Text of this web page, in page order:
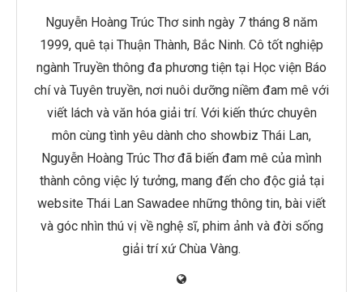
Nguyễn Hoàng Trúc Thơ sinh ngày 7 tháng 8 năm
1999, quê tại Thuận Thành, Bắc Ninh. Cô tốt nghiệp
ngành Truyền thông đa phương tiện tại Học viện Báo
chí và Tuyên truyền, nơi nuôi dưỡng niềm đam mê với
viết lách và văn hóa giải trí. Với kiến thức chuyên
môn cùng tình yêu dành cho showbiz Thái Lan,
Nguyễn Hoàng Trúc Thơ đã biến đam mê của mình
thành công việc lý tưởng, mang đến cho độc giả tại
website Thái Lan Sawadee những thông tin, bài viết
và góc nhìn thú vị về nghệ sĩ, phim ảnh và đời sống
giải trí xứ Chùa Vàng.